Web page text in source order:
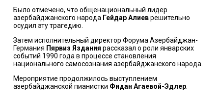
Было отмечено, что общенациональный лидер
азербайджанского народа Гейдар Алиеврешительно
осудил эту трагедию.
Затем исполнительный директор Форума Азербайджан-
Германия Пярвиз Яздания рассказал о роли январских
событий 1990 года в процессе становления
национального самосознания азербайджанского народа.
Мероприятие продолжилось выступлением
азербайджанской пианистки Фидан Агаевой-Эдлер.